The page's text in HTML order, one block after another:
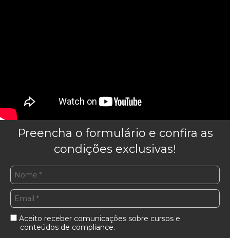
Preencha o formulário e confira as
condições exclusivas!
Aceito receber comunicações sobre cursos e
conteúdos de compliance.